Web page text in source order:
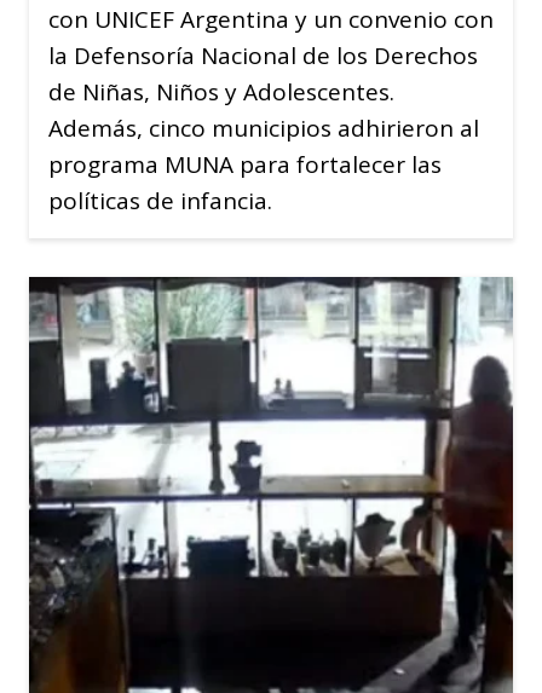
con UNICEF Argentina y un convenio con
la Defensoría Nacional de los Derechos
de Niñas, Niños y Adolescentes.
Además, cinco municipios adhirieron al
programa MUNA para fortalecer las
políticas de infancia.